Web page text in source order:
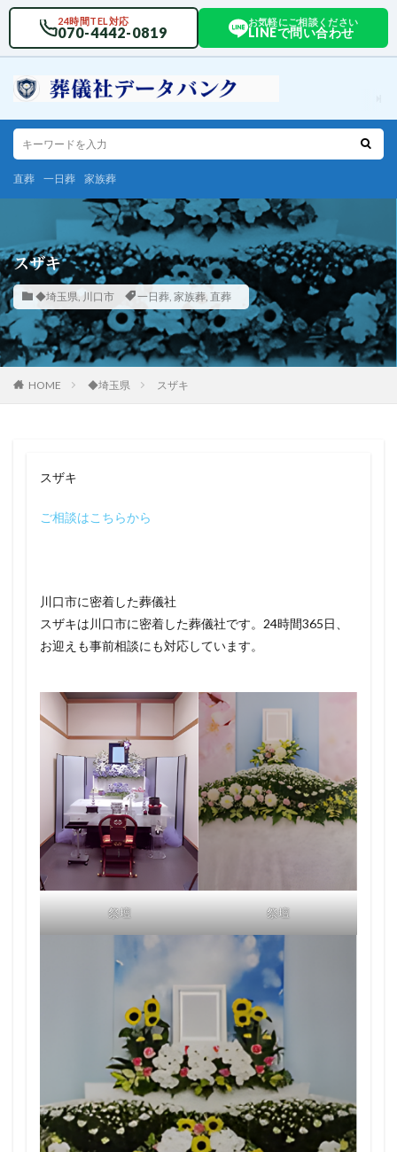
24時間TEL対応
070-4442-0819
お気軽にご相談ください
LINEで問い合わせ
直葬 一日葬 家族葬
スザキ
◆埼玉県, 川口市 一日葬, 家族葬, 直葬
HOME ◆埼玉県 スザキ
スザキ
ご相談はこちらから
川口市に密着した葬儀社
スザキは川口市に密着した葬儀社です。24時間365日、
お迎えも事前相談にも対応しています。
祭壇 祭壇